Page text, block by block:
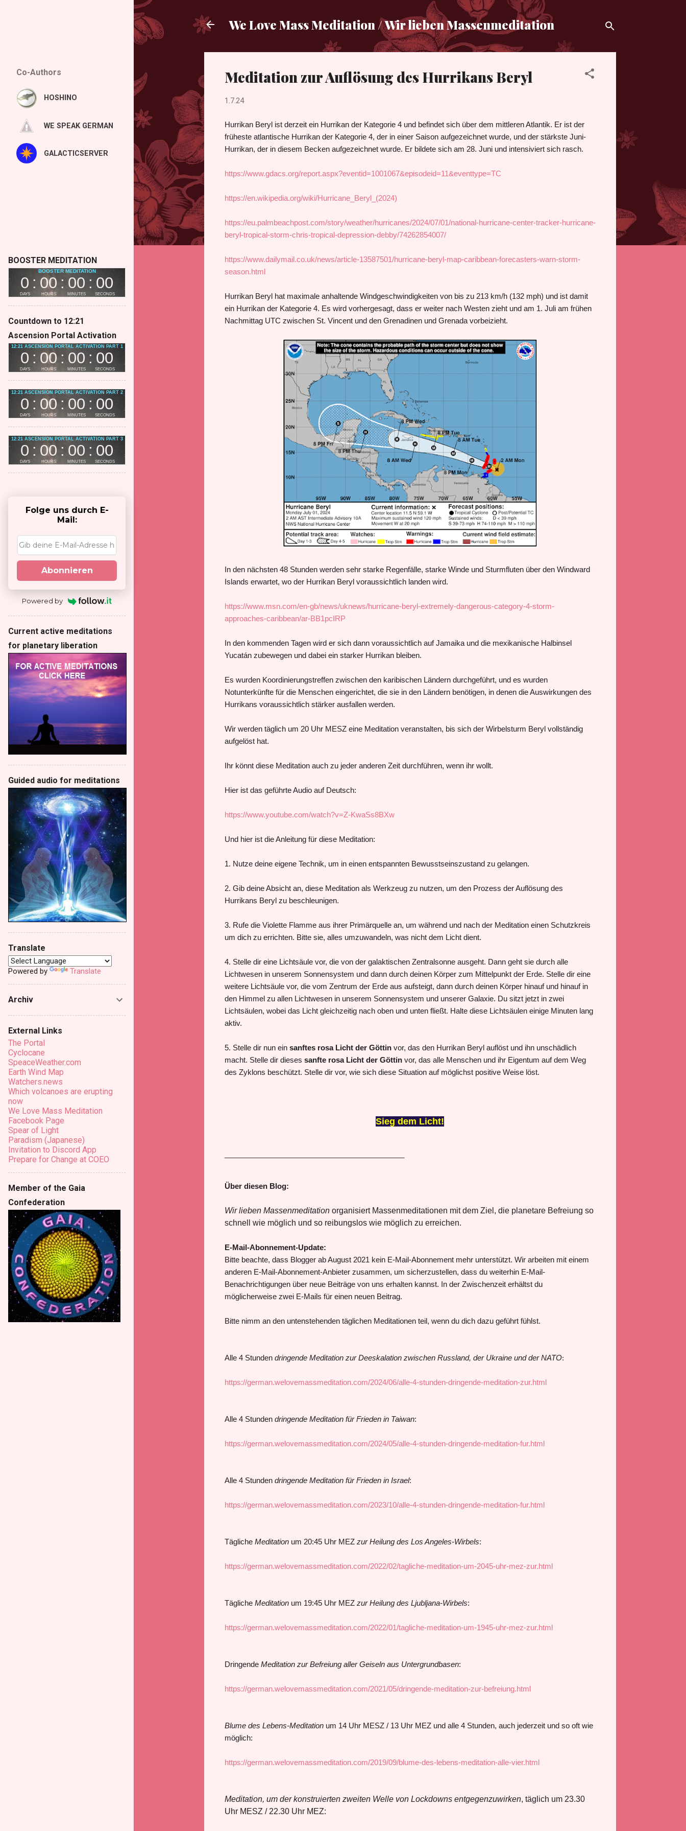
We Love Mass Meditation / Wir lieben Massenmeditation
Meditation zur Auflösung des Hurrikans Beryl
1.7.24
Hurrikan Beryl ist derzeit ein Hurrikan der Kategorie 4 und befindet sich über dem mittleren Atlantik. Er ist der
früheste atlantische Hurrikan der Kategorie 4, der in einer Saison aufgezeichnet wurde, und der stärkste Juni-
Hurrikan, der in diesem Becken aufgezeichnet wurde. Er bildete sich am 28. Juni und intensiviert sich rasch.
https://www.gdacs.org/report.aspx?eventid=1001067&episodeid=11&eventtype=TC
https://en.wikipedia.org/wiki/Hurricane_Beryl_(2024)
https://eu.palmbeachpost.com/story/weather/hurricanes/2024/07/01/national-hurricane-center-tracker-hurricane-
beryl-tropical-storm-chris-tropical-depression-debby/74262854007/
https://www.dailymail.co.uk/news/article-13587501/hurricane-beryl-map-caribbean-forecasters-warn-storm-
season.html
Hurrikan Beryl hat maximale anhaltende Windgeschwindigkeiten von bis zu 213 km/h (132 mph) und ist damit
ein Hurrikan der Kategorie 4. Es wird vorhergesagt, dass er weiter nach Westen zieht und am 1. Juli am frühen
Nachmittag UTC zwischen St. Vincent und den Grenadinen und Grenada vorbeizieht.
In den nächsten 48 Stunden werden sehr starke Regenfälle, starke Winde und Sturmfluten über den Windward
Islands erwartet, wo der Hurrikan Beryl voraussichtlich landen wird.
https://www.msn.com/en-gb/news/uknews/hurricane-beryl-extremely-dangerous-category-4-storm-
approaches-caribbean/ar-BB1pcIRP
In den kommenden Tagen wird er sich dann voraussichtlich auf Jamaika und die mexikanische Halbinsel
Yucatán zubewegen und dabei ein starker Hurrikan bleiben.
Es wurden Koordinierungstreffen zwischen den karibischen Ländern durchgeführt, und es wurden
Notunterkünfte für die Menschen eingerichtet, die sie in den Ländern benötigen, in denen die Auswirkungen des
Hurrikans voraussichtlich stärker ausfallen werden.
Wir werden täglich um 20 Uhr MESZ eine Meditation veranstalten, bis sich der Wirbelsturm Beryl vollständig
aufgelöst hat.
Ihr könnt diese Meditation auch zu jeder anderen Zeit durchführen, wenn ihr wollt.
Hier ist das geführte Audio auf Deutsch:
https://www.youtube.com/watch?v=Z-KwaSs8BXw
Und hier ist die Anleitung für diese Meditation:
1. Nutze deine eigene Technik, um in einen entspannten Bewusstseinszustand zu gelangen.
2. Gib deine Absicht an, diese Meditation als Werkzeug zu nutzen, um den Prozess der Auflösung des
Hurrikans Beryl zu beschleunigen.
3. Rufe die Violette Flamme aus ihrer Primärquelle an, um während und nach der Meditation einen Schutzkreis
um dich zu errichten. Bitte sie, alles umzuwandeln, was nicht dem Licht dient.
4. Stelle dir eine Lichtsäule vor, die von der galaktischen Zentralsonne ausgeht. Dann geht sie durch alle
Lichtwesen in unserem Sonnensystem und dann durch deinen Körper zum Mittelpunkt der Erde. Stelle dir eine
weitere Lichtsäule vor, die vom Zentrum der Erde aus aufsteigt, dann durch deinen Körper hinauf und hinauf in
den Himmel zu allen Lichtwesen in unserem Sonnensystem und unserer Galaxie. Du sitzt jetzt in zwei
Lichtsäulen, wobei das Licht gleichzeitig nach oben und unten fließt. Halte diese Lichtsäulen einige Minuten lang
aktiv.
5. Stelle dir nun ein sanftes rosa Licht der Göttinvor, das den Hurrikan Beryl auflöst und ihn unschädlich
macht. Stelle dir dieses sanfte rosa Licht der Göttinvor, das alle Menschen und ihr Eigentum auf dem Weg
des Zyklons beschützt. Stelle dir vor, wie sich diese Situation auf möglichst positive Weise löst.
Sieg dem Licht!
Über diesen Blog:
Wir lieben Massenmeditationorganisiert Massenmeditationen mit dem Ziel, die planetare Befreiung so
schnell wie möglich und so reibungslos wie möglich zu erreichen.
E-Mail-Abonnement-Update:
Bitte beachte, dass Blogger ab August 2021 kein E-Mail-Abonnement mehr unterstützt. Wir arbeiten mit einem
anderen E-Mail-Abonnement-Anbieter zusammen, um sicherzustellen, dass du weiterhin E-Mail-
Benachrichtigungen über neue Beiträge von uns erhalten kannst. In der Zwischenzeit erhältst du
möglicherweise zwei E-Mails für einen neuen Beitrag.
Bitte nimm an den untenstehenden täglichen Meditationen teil, wenn du dich dazu geführt fühlst.
Alle 4 Stunden dringende Meditation zur Deeskalation zwischen Russland, der Ukraine und der NATO:
https://german.welovemassmeditation.com/2024/06/alle-4-stunden-dringende-meditation-zur.html
Alle 4 Stunden dringende Meditation für Frieden in Taiwan:
https://german.welovemassmeditation.com/2024/05/alle-4-stunden-dringende-meditation-fur.html
Alle 4 Stunden dringende Meditation für Frieden in Israel:
https://german.welovemassmeditation.com/2023/10/alle-4-stunden-dringende-meditation-fur.html
Tägliche Meditationum 20:45 Uhr MEZ zur Heilung des Los Angeles-Wirbels:
https://german.welovemassmeditation.com/2022/02/tagliche-meditation-um-2045-uhr-mez-zur.html
Tägliche Meditationum 19:45 Uhr MEZ zur Heilung des Ljubljana-Wirbels:
https://german.welovemassmeditation.com/2022/01/tagliche-meditation-um-1945-uhr-mez-zur.html
Dringende Meditation zur Befreiung aller Geiseln aus Untergrundbasen:
https://german.welovemassmeditation.com/2021/05/dringende-meditation-zur-befreiung.html
Blume des Lebens-Meditationum 14 Uhr MESZ / 13 Uhr MEZ und alle 4 Stunden, auch jederzeit und so oft wie
möglich:
https://german.welovemassmeditation.com/2019/09/blume-des-lebens-meditation-alle-vier.html
Meditation, um der konstruierten zweiten Welle von Lockdowns entgegenzuwirken, täglich um 23.30
Uhr MESZ / 22.30 Uhr MEZ:
Co-Authors
HOSHINO
WE SPEAK GERMAN
GALACTICSERVER
BOOSTER MEDITATION
Countdown to 12:21
Ascension Portal Activation
Folge uns durch E-
Mail:
Abonnieren
Powered by
Current active meditations
for planetary liberation
Guided audio for meditations
Translate
Powered by Translate
Archiv
External Links
The Portal
Cyclocane
SpeaceWeather.com
Earth Wind Map
Watchers.news
Which volcanoes are erupting
now
We Love Mass Meditation
Facebook Page
Spear of Light
Paradism (Japanese)
Invitation to Discord App
Prepare for Change at COEO
Member of the Gaia
Confederation